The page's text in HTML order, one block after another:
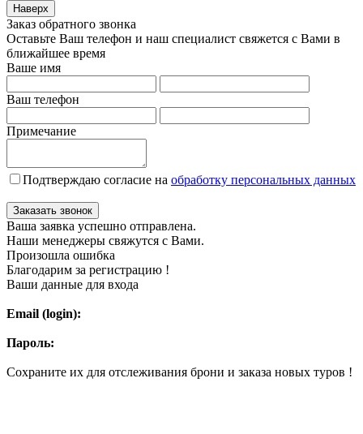
Наверх
Заказ обратного звонка
Оставьте Ваш телефон и наш специалист свяжется с Вами в
ближайшее время
Ваше имя
Ваш телефон
Примечание
Подтверждаю согласие на обработку персональных данных
Заказать звонок
Ваша заявка успешно отправлена.
Наши менеджеры свяжутся с Вами.
Произошла ошибка
Благодарим за регистрацию !
Ваши данные для входа
Email (login):
Пароль:
Сохраните их для отслеживания брони и заказа новых туров !